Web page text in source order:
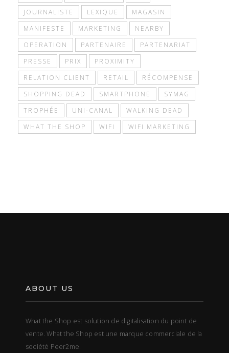
JOURNALISTE
LEXIQUE
MAGASIN
MANIFESTE
MARKETING
NEARBY
OPERATION
PARTENAIRE
PARTENARIAT
PRESSE
PRIX
PROXIMITY
RELATION CLIENT
RETAIL
RÉCOMPENSE
SHOPPING DEAD
SMARTPHONE
SYMAG
TROPHÉE
UNI-CANAL
WALKING DEAD
WHAT THE SHOP
WIFI WIFI MARKETING
ABOUT US
What the Shop est solution de digitalisation du point de
vente. What the Shop est une marque commerciale de la
société Peer2me.